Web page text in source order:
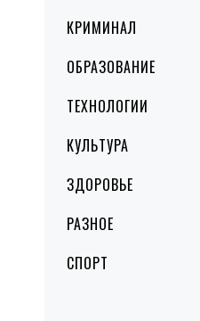
КРИМИНАЛ
ОБРАЗОВАНИЕ
ТЕХНОЛОГИИ
КУЛЬТУРА
ЗДОРОВЬЕ
РАЗНОЕ
СПОРТ